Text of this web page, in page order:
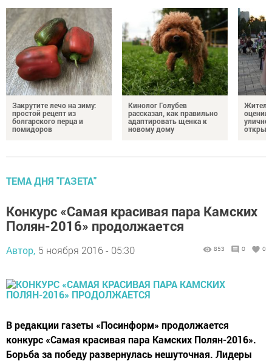
Закрутите лечо на зиму:
простой рецепт из
болгарского перца и
помидоров
Кинолог Голубев
рассказал, как правильно
адаптировать щенка к
новому дому
ТЕМА ДНЯ "ГАЗЕТА"
Конкурс «Самая красивая пара Камских
Полян-2016» продолжается
Автор, 5 ноября 2016 - 05:30 853 0 0
В редакции газеты «Посинформ» продолжается
конкурс «Самая красивая пара Камских Полян-2016».
Борьба за победу развернулась нешуточная. Лидеры